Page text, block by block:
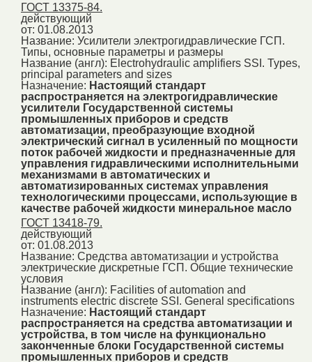
ГОСТ 13375-84.
действующий
от: 01.08.2013
Название: Усилители электрогидравлические ГСП.
Типы, основные параметры и размеры
Название (англ): Electrohydraulic amplifiers SSI. Types,
principal parameters and sizes
Назначение: Настоящий стандарт
распространяется на электрогидравлические
усилители Государственной системы
промышленных приборов и средств
автоматизации, преобразующие входной
электрический сигнал в усиленный по мощности
поток рабочей жидкости и предназначенные для
управления гидравлическими исполнительными
механизмами в автоматических и
автоматизированных системах управления
технологическими процессами, использующие в
качестве рабочей жидкости минеральное масло
ГОСТ 13418-79.
действующий
от: 01.08.2013
Название: Средства автоматизации и устройства
электрические дискретные ГСП. Общие технические
условия
Название (англ): Facilities of automation and
instruments electric discrete SSI. General specifications
Назначение: Настоящий стандарт
распространяется на средства автоматизации и
устройства, в том числе на функционально
законченные блоки Государственной системы
промышленных приборов и средств